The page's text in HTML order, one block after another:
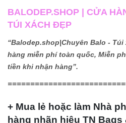
BALODEP.SHOP | CỬA
TÚI XÁCH ĐẸP
“Balodep.shop|Chuyên Balo -
hàng miễn phí toàn quốc, Miễn
tiền khi nhận hàng”.
+ Mua lẻ hoặc làm Nhà
hàng nhãn hiệu TN Bags